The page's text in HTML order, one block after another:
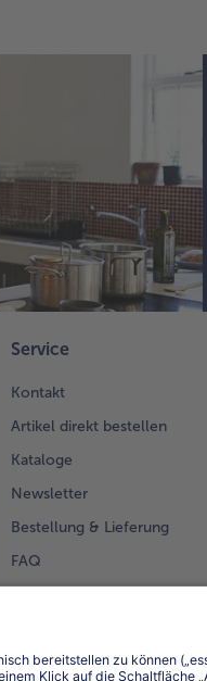
Service
Kontakt
Artikel direkt bestellen
Kataloge
Newsletter
Bestellung & Lieferung
FAQ